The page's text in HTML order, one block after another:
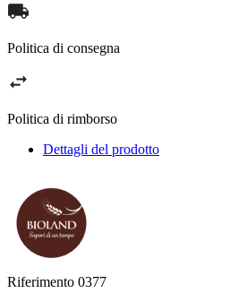
Politica di consegna
Politica di rimborso
Dettagli del prodotto
Riferimento 0377